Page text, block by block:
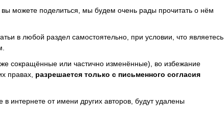
вы можете поделиться, мы будем очень рады прочитать о нём
в любой раздел самостоятельно, при условии, что являетесь
сокращённые или частично изменённые), во избежание
правах, разрешается только с письменного согласия
в интернете от имени других авторов, будут удалены